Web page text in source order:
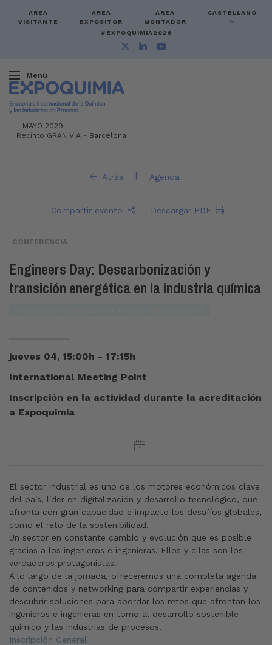
ÁREA
VISITANTE
ÁREA
EXPOSITOR
ÁREA
MONTADOR
CASTELLANO
#EXPOQUIMIA2026
Menú
- MAYO 2029 -
Recinto GRAN VIA - Barcelona
Atrás | Agenda
Compartir evento Descargar PDF
CONFERENCIA
Engineers Day: Descarbonización y
transición energética en la industria química
jueves 04, 15:00h - 17:15h
International Meeting Point
Inscripción en la actividad durante la acreditación
a Expoquimia
El sector industrial es uno de los motores económicos clave
del país, líder en digitalización y desarrollo tecnológico, que
afronta con gran capacidad e impacto los desafíos globales,
como el reto de la sostenibilidad.
Un sector en constante cambio y evolución que es posible
gracias a los ingenieros e ingenieras. Ellos y ellas son los
verdaderos protagonistas.
A lo largo de la jornada, ofreceremos una completa agenda
de contenidos y networking para compartir experiencias y
descubrir soluciones para abordar los retos que afrontan los
ingenieros e ingenieras en torno al desarrollo sostenible
químico y las industrias de procesos.
Inscripción General